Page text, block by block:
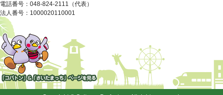
電話番号：048-824-2111（代表）
法人番号：1000020110001
「コバトン」&「さいたまっ